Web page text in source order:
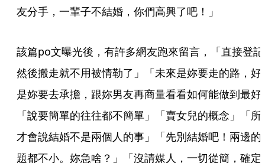
友分手，一輩子不結婚，你們高興了吧！」
該篇po文曝光後，有許多網友跑來留言，「直接登記
然後搬走就不用被情勒了」「未來是妳要走的路，好
是妳要去承擔，跟妳男友再商量看看如何能做到最好
「說要簡單的往往都不簡單」「賣女兒的概念」「所
才會說結婚不是兩個人的事」「先別結婚吧！兩邊的
題都不小。妳急啥？」「沒請媒人，一切從簡，確定